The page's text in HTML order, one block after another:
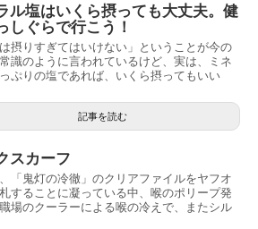
ル塩はいくら摂っても大丈夫。健
しぐらで行こう！
は摂りすぎてはいけない」ということが今の
識のように言われているけど、実は、ミネ
ぷりの塩であれば、いくら摂ってもいい
記事を読む
スカーフ
「鬼灯の冷徹」のクリアファイルをヤフオ
することに凝っている中、喉のポリープ発
場のクーラーによる喉の冷えで、またシル